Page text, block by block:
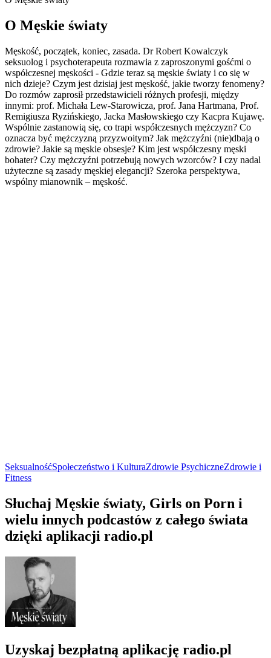
O Męskie światy
Męskość, początek, koniec, zasada. Dr Robert Kowalczyk
seksuolog i psychoterapeuta rozmawia z zaproszonymi gośćmi o
współczesnej męskości - Gdzie teraz są męskie światy i co się w
nich dzieje? Czym jest dzisiaj jest męskość, jakie tworzy fenomeny?
Do rozmów zaprosił przedstawicieli różnych profesji, między
innymi: prof. Michała Lew-Starowicza, prof. Jana Hartmana, Prof.
Remigiusza Ryzińskiego, Jacka Masłowskiego czy Kacpra Kujawę.
Wspólnie zastanowią się, co trapi współczesnych mężczyzn? Co
oznacza być mężczyzną przyzwoitym? Jak mężczyźni (nie)dbają o
zdrowie? Jakie są męskie obsesje? Kim jest współczesny męski
bohater? Czy mężczyźni potrzebują nowych wzorców? I czy nadal
użyteczne są zasady męskiej elegancji? Szeroka perspektywa,
wspólny mianownik – męskość.
SeksualnośćSpołeczeństwo i KulturaZdrowie PsychiczneZdrowie i
Fitness
Słuchaj Męskie światy, Girls on Porn i
wielu innych podcastów z całego świata
dzięki aplikacji radio.pl
Uzyskaj bezpłatną aplikację radio.pl